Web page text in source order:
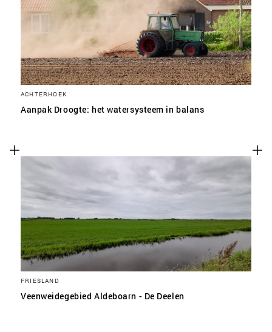
ACHTERHOEK
Aanpak Droogte: het watersysteem in balans
FRIESLAND
Veenweidegebied Aldeboarn - De Deelen